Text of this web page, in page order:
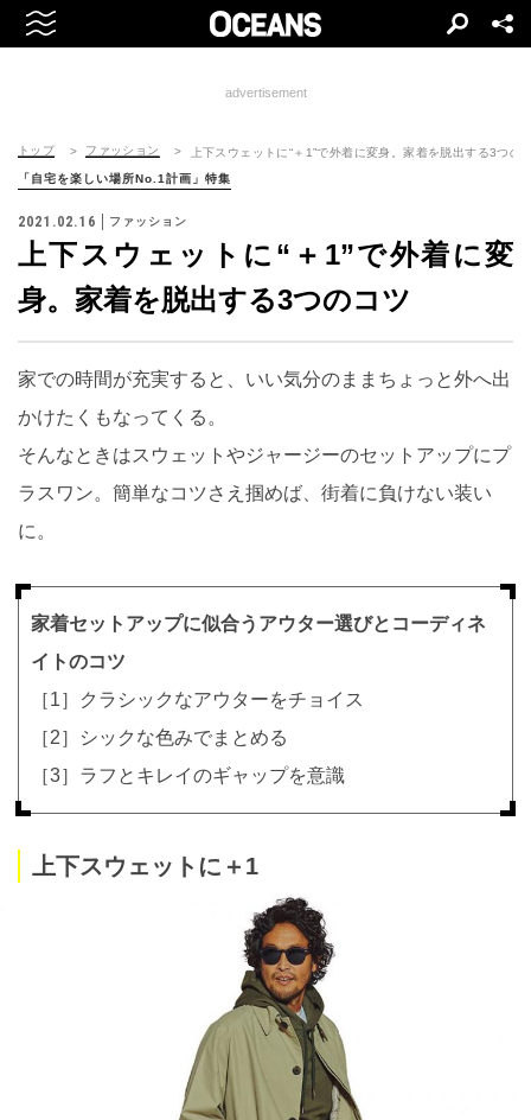
advertisement
トップ ファッション 上下スウェットに“＋1”で外着に変身。家着を脱出する3つの
「自宅を楽しい場所No.1計画」特集
2021.02.16 ファッション
上下スウェットに“＋1”で外着に変
身。家着を脱出する3つのコツ
家での時間が充実すると、いい気分のままちょっと外へ出
かけたくもなってくる。
そんなときはスウェットやジャージーのセットアップにプ
ラスワン。簡単なコツさえ掴めば、街着に負けない装い
に。
家着セットアップに似合うアウター選びとコーディネ
イトのコツ
［1］クラシックなアウターをチョイス
［2］シックな色みでまとめる
［3］ラフとキレイのギャップを意識
上下スウェットに＋1